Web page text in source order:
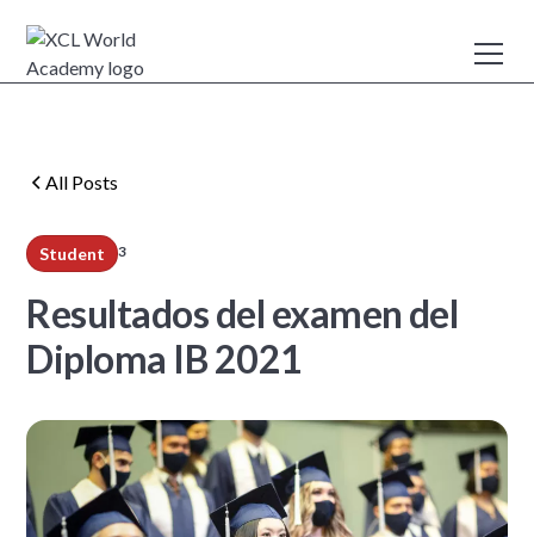
All Posts
Student 3
Resultados del examen del
Diploma IB 2021